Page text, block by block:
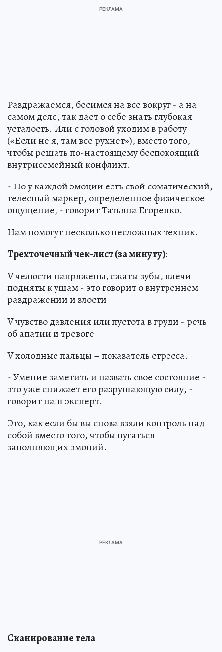
Раздражаемся, бесимся на все вокруг - а на
самом деле, так дает о себе знать глубокая
усталость. Или с головой уходим в работу
(«Если не я, там все рухнет»), вместо того,
чтобы решать по-настоящему беспокоящий
внутрисемейный конфликт.
- Но у каждой эмоции есть свой соматический,
телесный маркер, определенное физическое
ощущение, - говорит Татьяна Егоренко.
Нам помогут несколько несложных техник.
Трехточечный чек-лист (за минуту):
V челюсти напряжены, сжаты зубы, плечи
подняты к ушам - это говорит о внутреннем
раздражении и злости
V чувство давления или пустота в груди - речь
об апатии и тревоге
V холодные пальцы – показатель стресса.
- Умение заметить и назвать свое состояние -
это уже снижает его разрушающую силу, -
говорит наш эксперт.
Это, как если бы вы снова взяли контроль над
собой вместо того, чтобы пугаться
заполняющих эмоций.
Сканирование тела